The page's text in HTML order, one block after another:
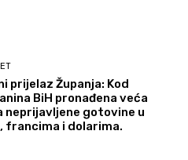
prijelaz Županja: Kod
BiH pronađena veća
neprijavljene gotovine u
francima i dolarima.